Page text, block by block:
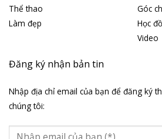
Thể thao
Làm đẹp
Góc
Học
Video
Đăng ký nhận bản tin
Nhập địa chỉ email của bạn để đăng ký
chúng tôi: